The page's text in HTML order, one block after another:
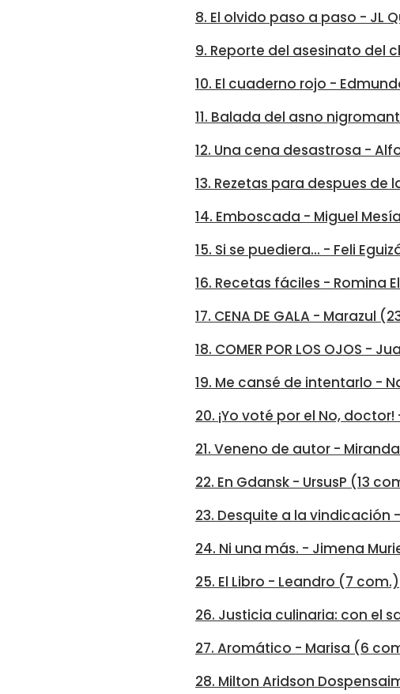
8. El olvido paso a paso - JL
9. Reporte del asesinato del
10. El cuaderno rojo -
11. Balada del asno
12. Una cena desastrosa -
13. Rezetas para despues
14. Emboscada - Miguel
15. Si se puediera... - Feli
16. Recetas fáciles - Romina
17. CENA DE GALA - Marazul
18. COMER POR LOS OJOS -
19. Me cansé de intentarlo -
20. ¡Yo voté por el No,
21. Veneno de autor -
22. En Gdansk - UrsusP (13
23. Desquite a la vindicación
24. Ni una más. - Jimena
25. El Libro - Leandro (7 com.)
26. Justicia culinaria: con el
27. Aromático - Marisa (6
28. Milton Aridson